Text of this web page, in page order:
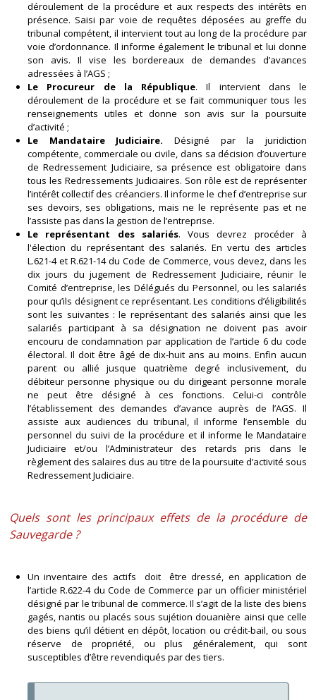
déroulement de la procédure et aux respects des intérêts en
présence. Saisi par voie de requêtes déposées au greffe du
tribunal compétent, il intervient tout au long de la procédure par
voie d’ordonnance. Il informe également le tribunal et lui donne
son avis. Il vise les bordereaux de demandes d’avances
adressées à l’AGS ;
Le Procureur de la République. Il intervient dans le
déroulement de la procédure et se fait communiquer tous les
renseignements utiles et donne son avis sur la poursuite
d’activité ;
Le Mandataire Judiciaire. Désigné par la juridiction
compétente, commerciale ou civile, dans sa décision d’ouverture
de Redressement Judiciaire, sa présence est obligatoire dans
tous les Redressements Judiciaires. Son rôle est de représenter
l’intérêt collectif des créanciers. Il informe le chef d’entreprise sur
ses devoirs, ses obligations, mais ne le représente pas et ne
l’assiste pas dans la gestion de l’entreprise.
Le représentant des salariés. Vous devrez procéder à
l'élection du représentant des salariés. En vertu des articles
L.621-4 et R.621-14 du Code de Commerce, vous devez, dans les
dix jours du jugement de Redressement Judiciaire, réunir le
Comité d’entreprise, les Délégués du Personnel, ou les salariés
pour qu’ils désignent ce représentant. Les conditions d’éligibilités
sont les suivantes : le représentant des salariés ainsi que les
salariés participant à sa désignation ne doivent pas avoir
encouru de condamnation par application de l’article 6 du code
électoral. Il doit être âgé de dix-huit ans au moins. Enfin aucun
parent ou allié jusque quatrième degré inclusivement, du
débiteur personne physique ou du dirigeant personne morale
ne peut être désigné à ces fonctions. Celui-ci contrôle
l’établissement des demandes d’avance auprès de l’AGS. Il
assiste aux audiences du tribunal, il informe l’ensemble du
personnel du suivi de la procédure et il informe le Mandataire
Judiciaire et/ou l’Administrateur des retards pris dans le
règlement des salaires dus au titre de la poursuite d’activité sous
Redressement Judiciaire.
Quels sont les principaux effets de la procédure de
Sauvegarde ?
Un inventaire des actifs doit être dressé, en application de
l’article R.622-4 du Code de Commerce par un officier ministériel
désigné par le tribunal de commerce. Il s’agit de la liste des biens
gagés, nantis ou placés sous sujétion douanière ainsi que celle
des biens qu’il détient en dépôt, location ou crédit-bail, ou sous
réserve de propriété, ou plus généralement, qui sont
susceptibles d’être revendiqués par des tiers.